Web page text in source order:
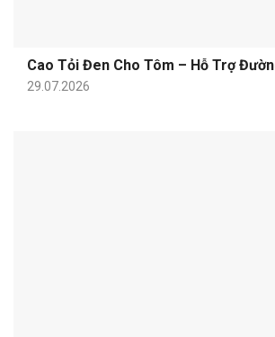
Cao Tỏi Đen Cho Tôm – Hỗ Trợ
29.07.2026